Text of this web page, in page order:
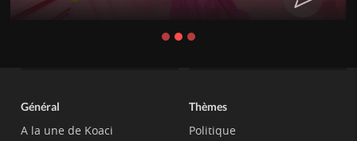
Général
A la une de Koaci
Thèmes
Politique